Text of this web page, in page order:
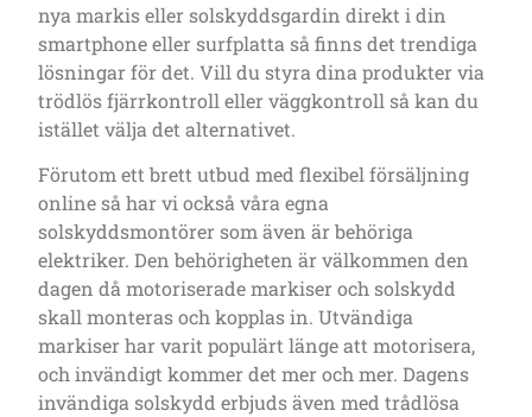
nya markis eller solskyddsgardin direkt i din
smartphone eller surfplatta så finns det trendiga
lösningar för det. Vill du styra dina produkter via
trödlös fjärrkontroll eller väggkontroll så kan du
istället välja det alternativet.
Förutom ett brett utbud med flexibel försäljning
online så har vi också våra egna
solskyddsmontörer som även är behöriga
elektriker. Den behörigheten är välkommen den
dagen då motoriserade markiser och solskydd
skall monteras och kopplas in. Utvändiga
markiser har varit populärt länge att motorisera,
och invändigt kommer det mer och mer. Dagens
invändiga solskydd erbjuds även med trådlösa